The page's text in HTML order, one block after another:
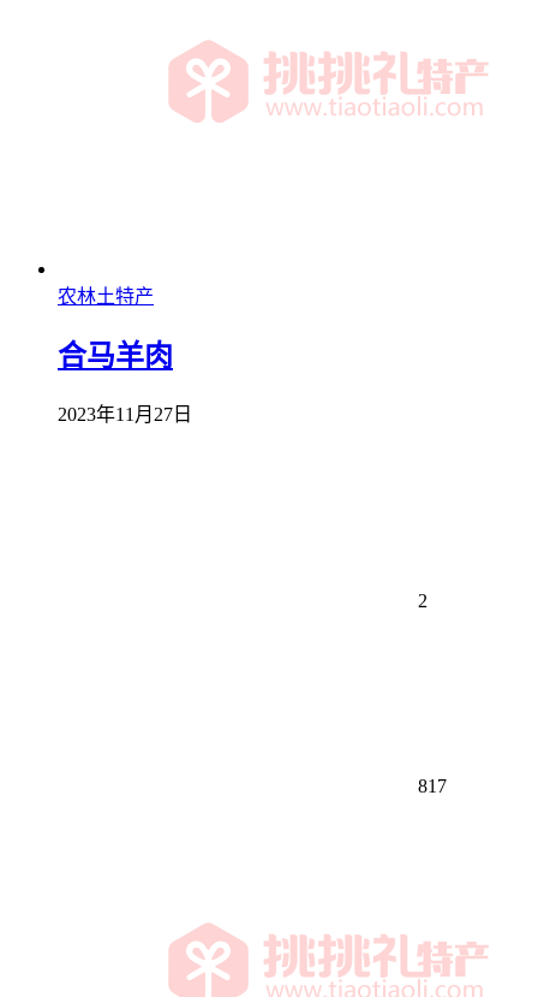
农林土特产
合马羊肉
2023年11月27日
2
817